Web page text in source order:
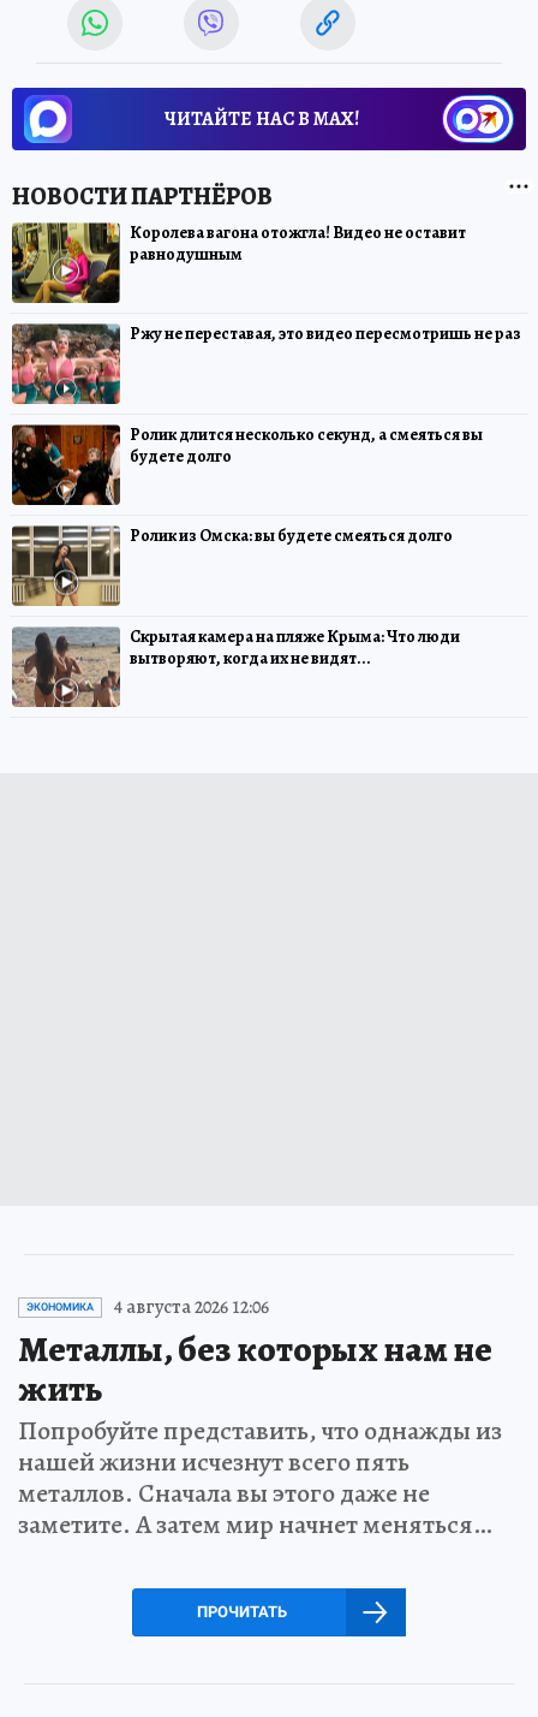
ЧИТАЙТЕ НАС В МАХ!
Королева вагона отожгла! Видео не оставит
равнодушным
Ржу не переставая, это видео пересмотришь не раз
Ролик длится несколько секунд, а смеяться вы
будете долго
Ролик из Омска: вы будете смеяться долго
Скрытая камера на пляже Крыма: Что люди
вытворяют, когда их не видят...
ЭКОНОМИКА 4 августа 2026 12:06
Металлы, без которых нам не
жить
Попробуйте представить, что однажды из
нашей жизни исчезнут всего пять
металлов. Сначала вы этого даже не
заметите. А затем мир начнет меняться…
ПРОЧИТАТЬ